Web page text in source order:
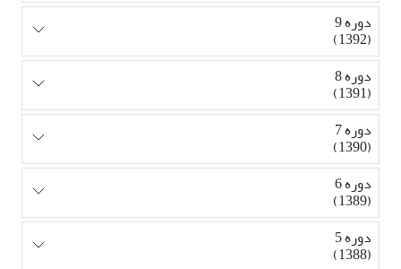
دوره 9
(1392)
دوره 8
(1391)
دوره 7
(1390)
دوره 6
(1389)
دوره 5
(1388)